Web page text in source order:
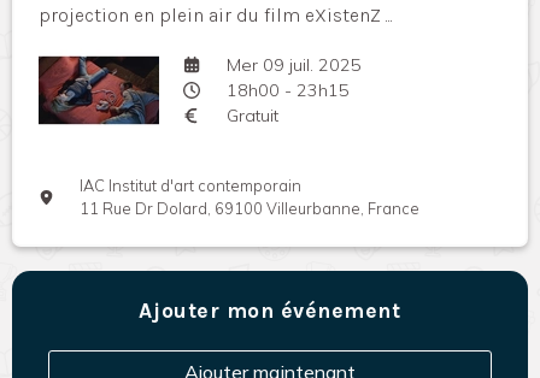
projection en plein air du film eXistenZ ...
Mer 09 juil. 2025
18h00 - 23h15
Gratuit
IAC Institut d'art contemporain
11 Rue Dr Dolard, 69100 Villeurbanne, France
Ajouter mon événement
Ajouter maintenant